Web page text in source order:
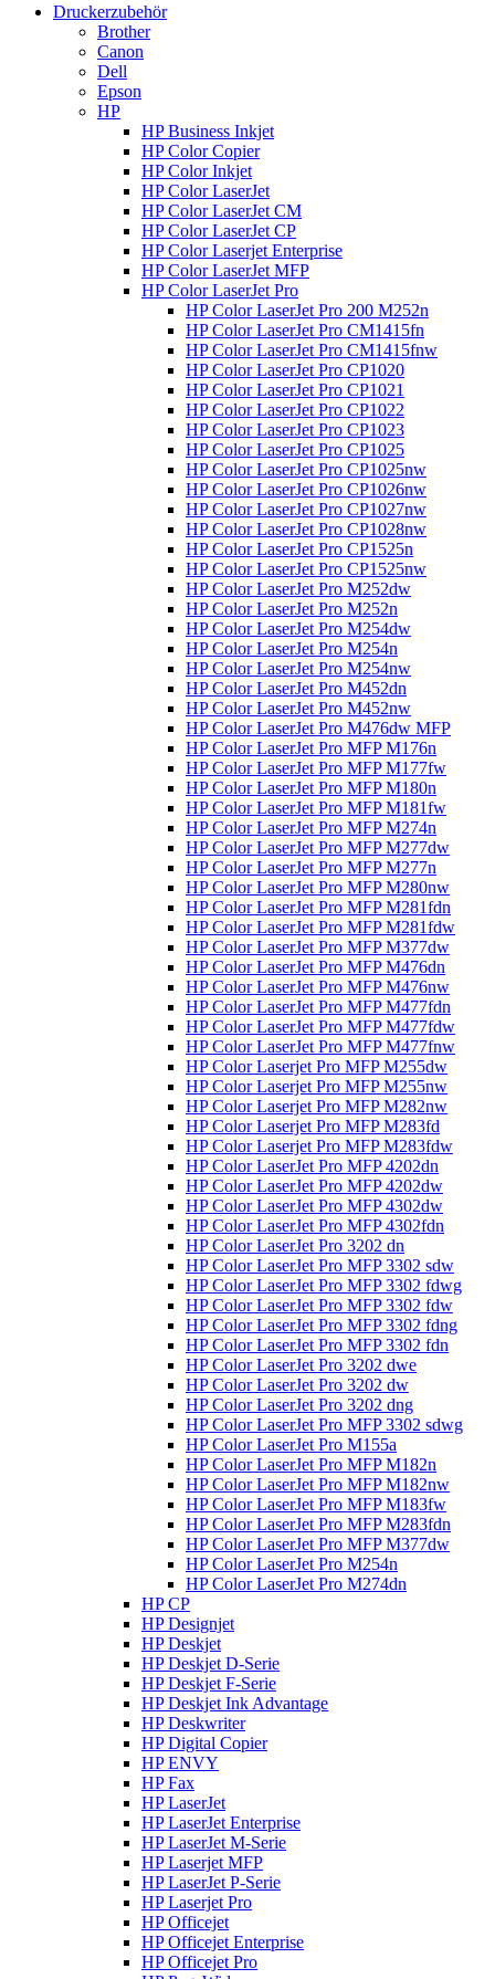
Druckerzubehör
Brother
Canon
Dell
Epson
HP
HP Business Inkjet
HP Color Copier
HP Color Inkjet
HP Color LaserJet
HP Color LaserJet CM
HP Color LaserJet CP
HP Color Laserjet Enterprise
HP Color LaserJet MFP
HP Color LaserJet Pro
HP Color LaserJet Pro 200 M252n
HP Color LaserJet Pro CM1415fn
HP Color LaserJet Pro CM1415fnw
HP Color LaserJet Pro CP1020
HP Color LaserJet Pro CP1021
HP Color LaserJet Pro CP1022
HP Color LaserJet Pro CP1023
HP Color LaserJet Pro CP1025
HP Color LaserJet Pro CP1025nw
HP Color LaserJet Pro CP1026nw
HP Color LaserJet Pro CP1027nw
HP Color LaserJet Pro CP1028nw
HP Color LaserJet Pro CP1525n
HP Color LaserJet Pro CP1525nw
HP Color LaserJet Pro M252dw
HP Color LaserJet Pro M252n
HP Color LaserJet Pro M254dw
HP Color LaserJet Pro M254n
HP Color LaserJet Pro M254nw
HP Color LaserJet Pro M452dn
HP Color LaserJet Pro M452nw
HP Color LaserJet Pro M476dw MFP
HP Color LaserJet Pro MFP M176n
HP Color LaserJet Pro MFP M177fw
HP Color LaserJet Pro MFP M180n
HP Color LaserJet Pro MFP M181fw
HP Color LaserJet Pro MFP M274n
HP Color LaserJet Pro MFP M277dw
HP Color LaserJet Pro MFP M277n
HP Color LaserJet Pro MFP M280nw
HP Color LaserJet Pro MFP M281fdn
HP Color LaserJet Pro MFP M281fdw
HP Color LaserJet Pro MFP M377dw
HP Color LaserJet Pro MFP M476dn
HP Color LaserJet Pro MFP M476nw
HP Color LaserJet Pro MFP M477fdn
HP Color LaserJet Pro MFP M477fdw
HP Color LaserJet Pro MFP M477fnw
HP Color Laserjet Pro MFP M255dw
HP Color Laserjet Pro MFP M255nw
HP Color Laserjet Pro MFP M282nw
HP Color Laserjet Pro MFP M283fd
HP Color Laserjet Pro MFP M283fdw
HP Color LaserJet Pro MFP 4202dn
HP Color LaserJet Pro MFP 4202dw
HP Color LaserJet Pro MFP 4302dw
HP Color LaserJet Pro MFP 4302fdn
HP Color LaserJet Pro 3202 dn
HP Color LaserJet Pro MFP 3302 sdw
HP Color LaserJet Pro MFP 3302 fdwg
HP Color LaserJet Pro MFP 3302 fdw
HP Color LaserJet Pro MFP 3302 fdng
HP Color LaserJet Pro MFP 3302 fdn
HP Color LaserJet Pro 3202 dwe
HP Color LaserJet Pro 3202 dw
HP Color LaserJet Pro 3202 dng
HP Color LaserJet Pro MFP 3302 sdwg
HP Color LaserJet Pro M155a
HP Color LaserJet Pro MFP M182n
HP Color LaserJet Pro MFP M182nw
HP Color LaserJet Pro MFP M183fw
HP Color LaserJet Pro MFP M283fdn
HP Color LaserJet Pro MFP M377dw
HP Color LaserJet Pro M254n
HP Color LaserJet Pro M274dn
HP CP
HP Designjet
HP Deskjet
HP Deskjet D-Serie
HP Deskjet F-Serie
HP Deskjet Ink Advantage
HP Deskwriter
HP Digital Copier
HP ENVY
HP Fax
HP LaserJet
HP LaserJet Enterprise
HP LaserJet M-Serie
HP Laserjet MFP
HP LaserJet P-Serie
HP Laserjet Pro
HP Officejet
HP Officejet Enterprise
HP Officejet Pro